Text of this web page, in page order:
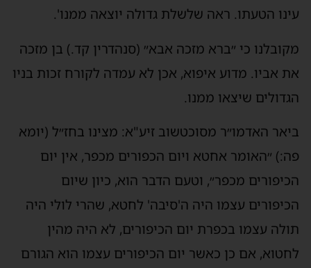
עינו הטעתו. ראה שלשלת גדולה יוצאה ממנו'.
מקובלנו כי ״ברא מזכה אבא״ (סנהדרין קד.) בן מזכה
את אביו. מדוע איפוא, אכן לא עמדה לקורח זכות בניו
הגדולים שיצאו ממנו.
ביאר האדמו״ר מסוכטשוב זיע"א: מצינו בחז״ל (יומא
פה:) ״האומר אחטא ויום הכפורים מכפר, אין יום
הכיפורים מכפר״, וטעם הדבר הוא, כיון שיום
הכיפורים עצמו היה ה'סיבה' לחטא, שהרי לולי היה
תולה עצמו בכפרת יום הכיפורים, לא היה מהין
לחטוא, אם כן כאשר יום הכיפורים עצמו הוא הגורם